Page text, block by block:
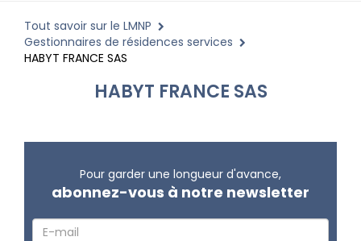
Tout savoir sur le LMNP
Gestionnaires de résidences services
HABYT FRANCE SAS
HABYT FRANCE SAS
Pour garder une longueur d'avance,
abonnez-vous à notre newsletter